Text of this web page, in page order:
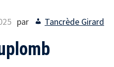
par Tancrède Girard